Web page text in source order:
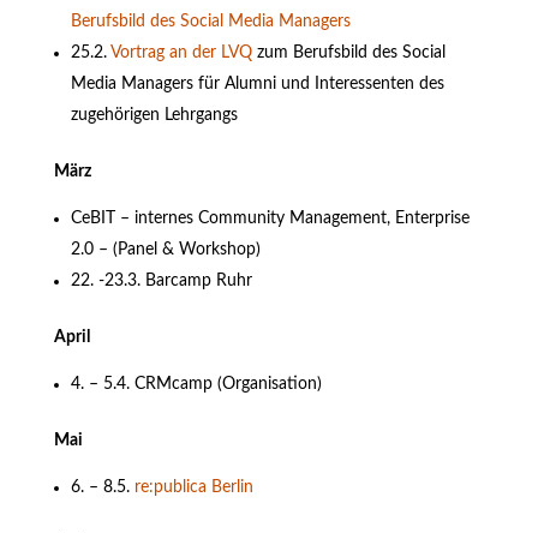
Berufsbild des Social Media Managers
25.2. Vortrag an der LVQzum Berufsbild des Social
Media Managers für Alumni und Interessenten des
zugehörigen Lehrgangs
März
CeBIT – internes Community Management, Enterprise
2.0 – (Panel & Workshop)
22. -23.3. Barcamp Ruhr
April
4. – 5.4. CRMcamp (Organisation)
Mai
6. – 8.5. re:publica Berlin